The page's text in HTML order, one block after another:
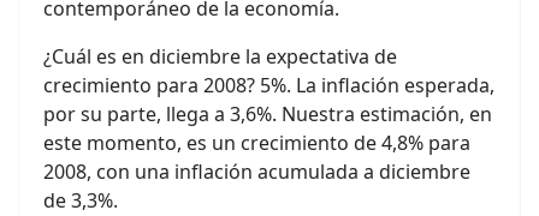
contemporáneo de la economía.
¿Cuál es en diciembre la expectativa de
crecimiento para 2008? 5%. La inflación esperada,
por su parte, llega a 3,6%. Nuestra estimación, en
este momento, es un crecimiento de 4,8% para
2008, con una inflación acumulada a diciembre
de 3,3%.